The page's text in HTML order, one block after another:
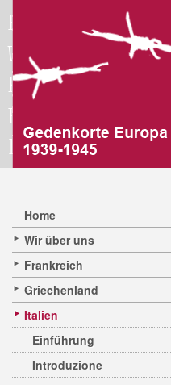
Home
Wir über uns
Frankreich
Griechenland
Italien
Einführung
Introduzione